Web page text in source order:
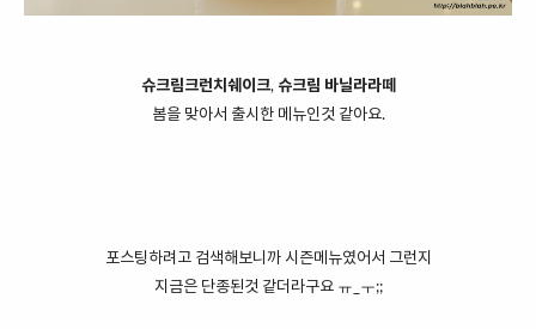
슈크림크런치쉐이크, 슈크림 바닐라라떼
봄을 맞아서 출시한 메뉴인것 같아요.
포스팅하려고 검색해보니까 시즌메뉴였어서 그런지
지금은 단종된것 같더라구요 ㅠ_ㅜ;;